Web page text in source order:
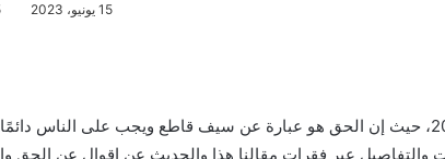
15 يونيو، 2023 5 دقائق
اقوال عن الحق والباطل منوعة مميزة 2023، حيث إن الحق هو عبارة عن سيف